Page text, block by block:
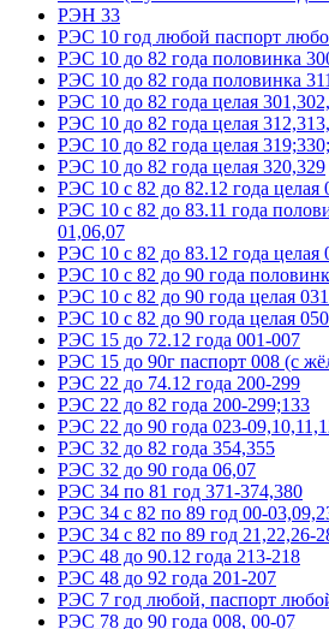
РЭН 33
РЭС 10 год любой паспорт
РЭС 10 до 82 года половинка
РЭС 10 до 82 года половинка
РЭС 10 до 82 года целая
РЭС 10 до 82 года целая
РЭС 10 до 82 года целая
РЭС 10 до 82 года целая 320,329
РЭС 10 с 82 до 82.12 года целая
РЭС 10 с 82 до 83.11 года
01,06,07
РЭС 10 с 82 до 83.12 года целая
РЭС 10 с 82 до 90 года
РЭС 10 с 82 до 90 года целая
РЭС 10 с 82 до 90 года целая
РЭС 15 до 72.12 года 001-007
РЭС 15 до 90г паспорт 008 (с
РЭС 22 до 74.12 года 200-299
РЭС 22 до 82 года 200-299;133
РЭС 22 до 90 года 023-
РЭС 32 до 82 года 354,355
РЭС 32 до 90 года 06,07
РЭС 34 по 81 год 371-374,380
РЭС 34 с 82 по 89 год 00-
РЭС 34 с 82 по 89 год 21,22,26-
РЭС 48 до 90.12 года 213-218
РЭС 48 до 92 года 201-207
РЭС 7 год любой, паспорт
РЭС 78 до 90 года 008, 00-07